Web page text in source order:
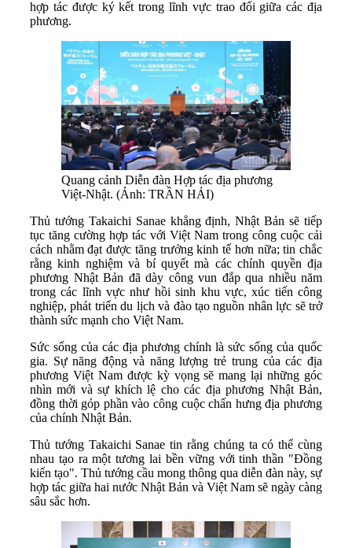
hợp tác được ký kết trong lĩnh vực trao đổi giữa các địa
phương.
Quang cảnh Diễn đàn Hợp tác địa phương
Việt-Nhật. (Ảnh: TRẦN HẢI)
Thủ tướng Takaichi Sanae khẳng định, Nhật Bản sẽ tiếp
tục tăng cường hợp tác với Việt Nam trong công cuộc cải
cách nhằm đạt được tăng trưởng kinh tế hơn nữa; tin chắc
rằng kinh nghiệm và bí quyết mà các chính quyền địa
phương Nhật Bản đã dày công vun đắp qua nhiều năm
trong các lĩnh vực như hồi sinh khu vực, xúc tiến công
nghiệp, phát triển du lịch và đào tạo nguồn nhân lực sẽ trở
thành sức mạnh cho Việt Nam.
Sức sống của các địa phương chính là sức sống của quốc
gia. Sự năng động và năng lượng trẻ trung của các địa
phương Việt Nam được kỳ vọng sẽ mang lại những góc
nhìn mới và sự khích lệ cho các địa phương Nhật Bản,
đồng thời góp phần vào công cuộc chấn hưng địa phương
của chính Nhật Bản.
Thủ tướng Takaichi Sanae tin rằng chúng ta có thể cùng
nhau tạo ra một tương lai bền vững với tinh thần "Đồng
kiến tạo". Thủ tướng cầu mong thông qua diễn đàn này, sự
hợp tác giữa hai nước Nhật Bản và Việt Nam sẽ ngày càng
sâu sắc hơn.